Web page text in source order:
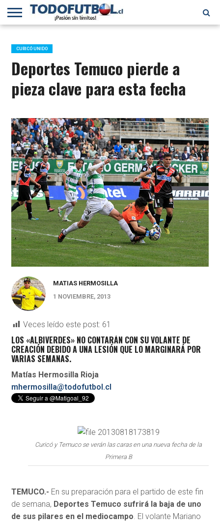
PRIMERA
B
SELECCIÓN
CHILENA
CHILENOS
EN EL
MUNDO
FÚTBOL
INTERNACIONAL
CURICÓ UNIDO
Deportes Temuco pierde a
pieza clave para esta fecha
MATIAS HERMOSILLA
1 NOVIEMBRE, 2013
Veces leído este post: 61
LOS «ALBIVERDES» NO CONTARÁN CON SU VOLANTE DE
CREACIÓN DEBIDO A UNA LESIÓN QUE LO MARGINARÁ POR
VARIAS SEMANAS.
Matías Hermosilla Rioja
mhermosilla@todofutbol.cl
Curicó y Temuco se verán las caras en una nueva fecha de la
Primera B
TEMUCO.- En su preparación para el partido de este fin
de semana, Deportes Temuco sufrirá la baja de uno
de sus pilares en el mediocampo . El volante Mariano